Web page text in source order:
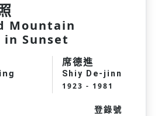
Mountain
in Sunset
席德進
Shiy De-jinn
1923 - 1981
登錄號